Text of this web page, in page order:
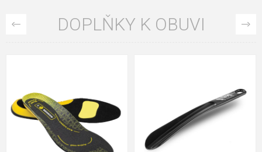
DOPLŇKY K OBUVI